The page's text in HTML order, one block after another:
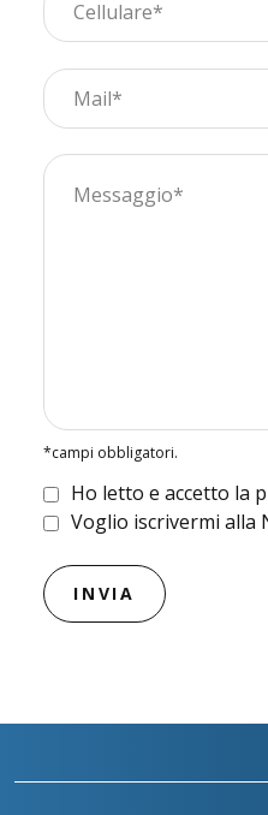
*campi obbligatori.
Ho letto e accetto la
Voglio iscrivermi alla